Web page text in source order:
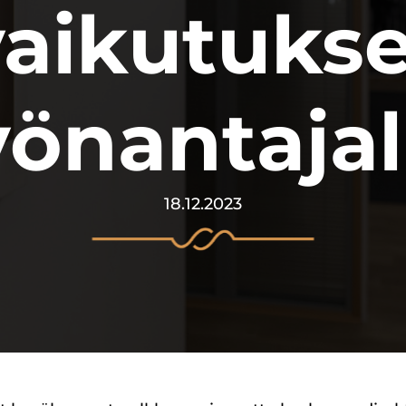
18.12.2023